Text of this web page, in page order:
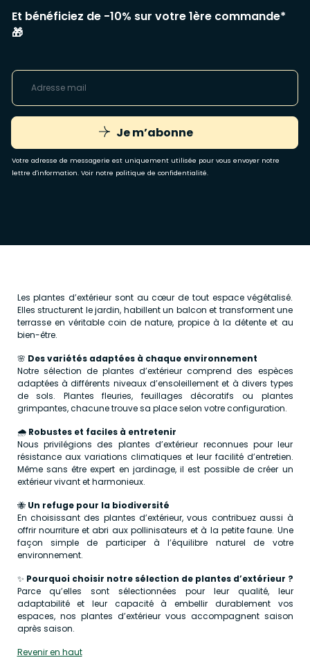
Et bénéficiez de -10% sur votre 1ère commande*
🎁
Je m’abonne
Votre adresse de messagerie est uniquement utilisée pour vous envoyer notre
lettre d'information. Voir notre politique de confidentialité.
Les plantes d’extérieur sont au cœur de tout espace végétalisé.
Elles structurent le jardin, habillent un balcon et transforment une
terrasse en véritable coin de nature, propice à la détente et au
bien-être.
🌸 Des variétés adaptées à chaque environnement
Notre sélection de plantes d’extérieur comprend des espèces
adaptées à différents niveaux d’ensoleillement et à divers types
de sols. Plantes fleuries, feuillages décoratifs ou plantes
grimpantes, chacune trouve sa place selon votre configuration.
🌧️ Robustes et faciles à entretenir
Nous privilégions des plantes d’extérieur reconnues pour leur
résistance aux variations climatiques et leur facilité d’entretien.
Même sans être expert en jardinage, il est possible de créer un
extérieur vivant et harmonieux.
🐝 Un refuge pour la biodiversité
En choisissant des plantes d’extérieur, vous contribuez aussi à
offrir nourriture et abri aux pollinisateurs et à la petite faune. Une
façon simple de participer à l’équilibre naturel de votre
environnement.
✨ Pourquoi choisir notre sélection de plantes d’extérieur ?
Parce qu’elles sont sélectionnées pour leur qualité, leur
adaptabilité et leur capacité à embellir durablement vos
espaces, nos plantes d’extérieur vous accompagnent saison
après saison.
Revenir en haut